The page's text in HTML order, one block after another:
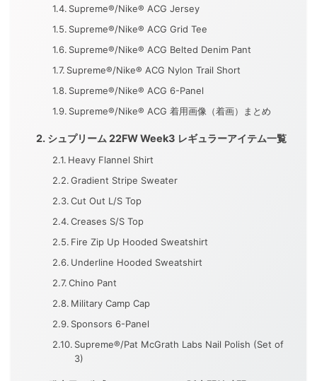
Supreme®/Nike® ACG Jersey
Supreme®/Nike® ACG Grid Tee
Supreme®/Nike® ACG Belted Denim Pant
Supreme®/Nike® ACG Nylon Trail Short
Supreme®/Nike® ACG 6-Panel
Supreme®/Nike® ACG 着用画像（着画）まとめ
シュプリーム 22FW Week3 レギュラーアイテム一覧
Heavy Flannel Shirt
Gradient Stripe Sweater
Cut Out L/S Top
Creases S/S Top
Fire Zip Up Hooded Sweatshirt
Underline Hooded Sweatshirt
Chino Pant
Military Camp Cap
Sponsors 6-Panel
Supreme®/Pat McGrath Labs Nail Polish (Set of
3)